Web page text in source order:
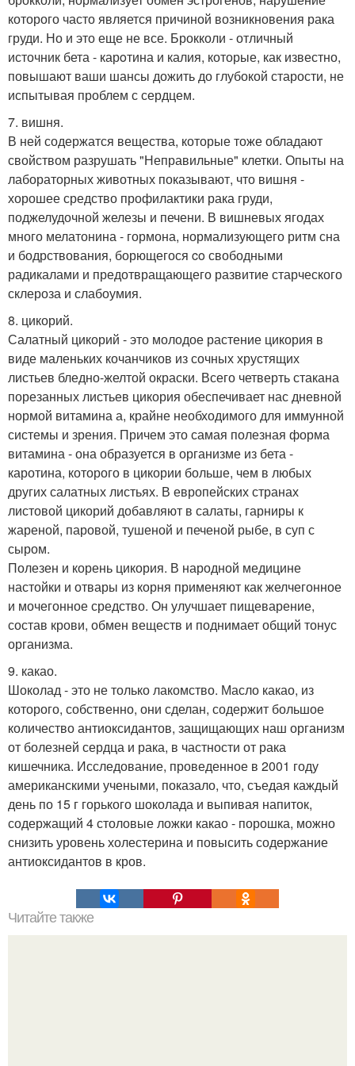
которого часто является причиной возникновения рака
груди. Но и это еще не все. Брокколи - отличный
источник бета - карoтина и калия, которые, как известно,
повышают ваши шансы дожить до глубокой старости, не
испытывая проблем с сердцем.
7. вишня.
В ней содержатся вещества, которые тоже обладают
свойством разрушать "Неправильные" клетки. Опыты на
лабораторных животных показывают, что вишня -
хорошее средство профилактики рака груди,
поджелудочной железы и печени. В вишневых ягодах
много мелатонина - гормона, нормализующего ритм сна
и бодрствования, борющегося co свободными
радикалами и предотвращающего развитие старческого
склероза и слабоумия.
8. цикорий.
Салатный цикорий - это молодое растение цикория в
виде маленьких кочанчиков из сочных хрустящих
листьев бледно-желтой окраски. Всего четверть стакана
порезанных листьев цикория обеспечивает нас дневной
нормой витамина а, крайне необходимого для иммунной
системы и зрения. Причем это самая полезная форма
витамина - она образуется в организме из бета -
каротина, которого в цикории больше, чем в любых
других салатных листьях. В европейских странах
листовой цикорий добавляют в салаты, гарниры к
жареной, паровой, тушеной и печеной рыбе, в суп с
сыром.
Полезен и корень цикория. В народной медицине
настойки и отвары из корня применяют как желчегонное
и мочегонное средство. Он улучшает пищеварение,
состав крови, обмен веществ и поднимает общий тонус
организма.
9. какао.
Шоколад - это не только лакомство. Масло какао, из
которого, собственно, они сделан, содержит большое
количество антиоксидантов, защищающих наш организм
от болезней сердца и рака, в частности от рака
кишечника. Исследование, проведенное в 2001 году
американскими учеными, показало, что, съедая каждый
день по 15 г горького шоколада и выпивая напиток,
содержащий 4 столовые ложки какао - порошка, можно
снизить уровень холестерина и повысить содержание
антиоксидантов в кров.
Читайте также